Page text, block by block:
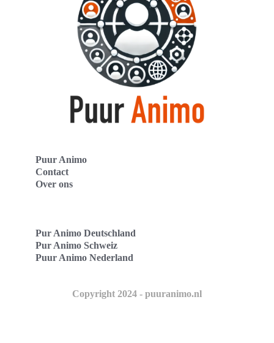
Puur Animo
Contact
Over ons
Pur Animo Deutschland
Pur Animo Schweiz
Puur Animo Nederland
Copyright 2024 - puuranimo.nl